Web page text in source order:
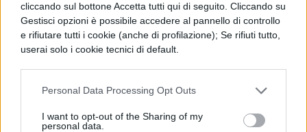
cliccando sul bottone Accetta tutti qui di seguito. Cliccando su
Gestisci opzioni è possibile accedere al pannello di controllo
e rifiutare tutti i cookie (anche di profilazione); Se rifiuti tutto,
userai solo i cookie tecnici di default.
Personal Data Processing Opt Outs
I want to opt-out of the Sharing of my
personal data.
dei terapisti del suono.
Qui di seguito il brano tratto da YouTube e
“Weightless,” by Marconi Union
“Electra,” by Airstream